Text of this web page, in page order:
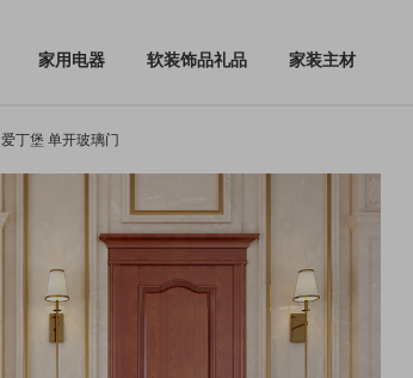
家用电器 软装饰品礼品 家装主材
爱丁堡 单开玻璃门